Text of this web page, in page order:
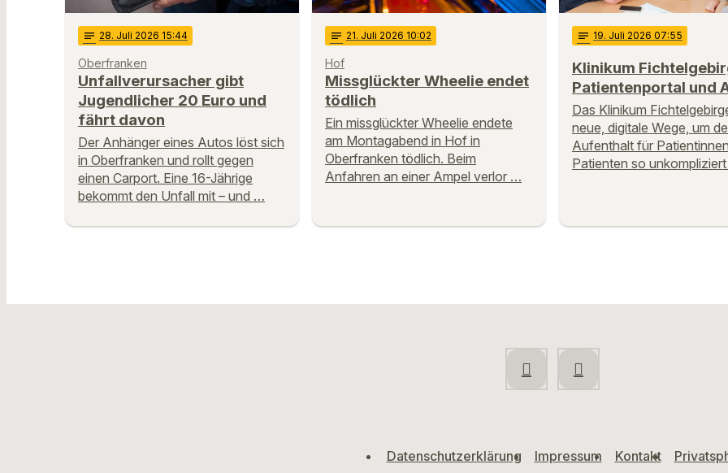
notes 28. Juli 2026 15:44
Oberfranken
Unfallverursacher gibt
Jugendlicher 20 Euro und
fährt davon
Der Anhänger eines Autos löst sich
in Oberfranken und rollt gegen
einen Carport. Eine 16-Jährige
bekommt den Unfall mit – und …
notes 21. Juli 2026 10:02
Hof
Missglückter Wheelie endet
tödlich
Ein missglückter Wheelie endete
am Montagabend in Hof in
Oberfranken tödlich. Beim
Anfahren an einer Ampel verlor …
notes 19. Juli 2026 07:55
Klinikum
Patientenportal und
Das Klinikum
neue, digitale Wege, um
Aufenthalt für
Patienten so
Datenschutzerklärung Impressum Kontakt